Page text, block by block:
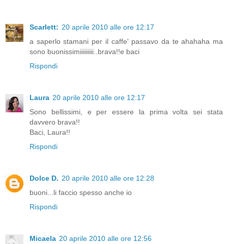
Scarlett: 20 aprile 2010 alle ore 12:17
a saperlo stamani per il caffe' passavo da te ahahaha ma
sono buonissimiiiiiiiii..brava!!e baci
Rispondi
Laura 20 aprile 2010 alle ore 12:17
Sono bellissimi, e per essere la prima volta sei stata
davvero brava!!
Baci, Laura!!
Rispondi
Dolce D. 20 aprile 2010 alle ore 12:28
buoni...li faccio spesso anche io
Rispondi
Micaela 20 aprile 2010 alle ore 12:56